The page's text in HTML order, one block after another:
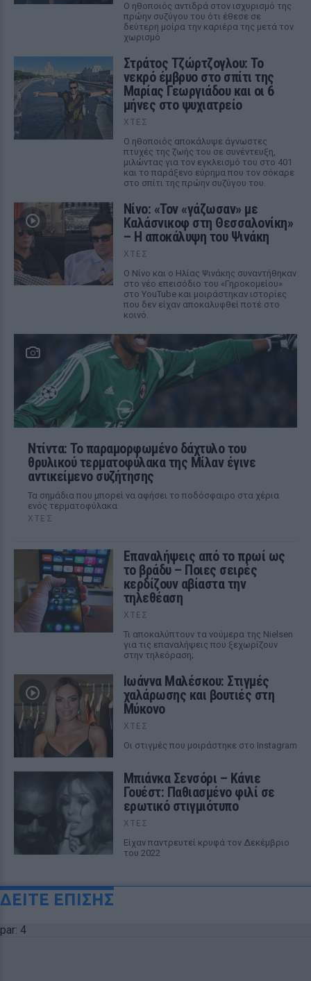
Ο ηθοποιός αντιδρά στον ισχυρισμό της
πρώην συζύγου του ότι έθεσε σε
δεύτερη μοίρα την καριέρα της μετά τον
χωρισμό
Στράτος Τζώρτζογλου: Το
νεκρό έμβρυο στο σπίτι της
Μαρίας Γεωργιάδου και οι 6
μήνες στο ψυχιατρείο
ΧΤΕΣ
Ο ηθοποιός αποκάλυψε άγνωστες
πτυχές της ζωής του σε συνέντευξη,
μιλώντας για τον εγκλεισμό του στο 401
και το παράξενο εύρημα που τον σόκαρε
στο σπίτι της πρώην συζύγου του.
Νίνο: «Τον «γάζωσαν» με
Καλάσνικοφ στη Θεσσαλονίκη»
– Η αποκάλυψη του Ψινάκη
ΧΤΕΣ
Ο Νίνο και ο Ηλίας Ψινάκης συναντήθηκαν
στο νέο επεισόδιο του «Γηροκομείου»
στο YouTube και μοιράστηκαν ιστορίες
που δεν είχαν αποκαλυφθεί ποτέ στο
κοινό.
Ντίντα: Το παραμορφωμένο δάχτυλο του
θρυλικού τερματοφύλακα της Μίλαν έγινε
αντικείμενο συζήτησης
Τα σημάδια που μπορεί να αφήσει το ποδόσφαιρο στα χέρια
ενός τερματοφύλακα
ΧΤΕΣ
Επαναλήψεις από το πρωί ως
το βράδυ – Ποιες σειρές
κερδίζουν αβίαστα την
τηλεθέαση
ΧΤΕΣ
Τι αποκαλύπτουν τα νούμερα της Nielsen
για τις επαναλήψεις που ξεχωρίζουν
στην τηλεόραση;
Ιωάννα Μαλέσκου: Στιγμές
χαλάρωσης και βουτιές στη
Μύκονο
ΧΤΕΣ
Οι στιγμές που μοιράστηκε στο Instagram
Μπιάνκα Σενσόρι – Κάνιε
Γουέστ: Παθιασμένο φιλί σε
ερωτικό στιγμιότυπο
ΧΤΕΣ
Είχαν παντρευτεί κρυφά τον Δεκέμβριο
του 2022
ΔΕΙΤΕ ΕΠΙΣΗΣ
par: 4